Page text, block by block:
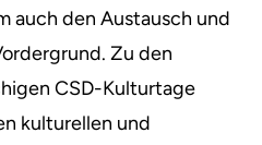
auch den Austausch und
Zu den
CSD-Kulturtage
kulturellen und